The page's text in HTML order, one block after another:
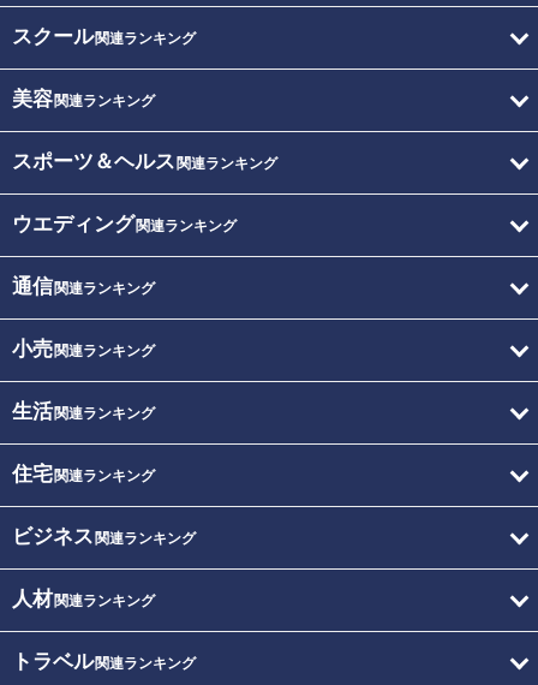
スクール関連ランキング
美容関連ランキング
スポーツ＆ヘルス 関連ランキング
ウエディング関連ランキング
通信関連ランキング
小売関連ランキング
生活関連ランキング
住宅関連ランキング
ビジネス 関連ランキング
人材関連ランキング
トラベル関連ランキング